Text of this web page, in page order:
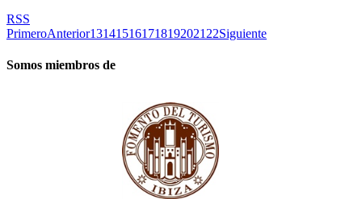
RSS
PrimeroAnterior131415161718192021 22Siguiente
Somos miembros de